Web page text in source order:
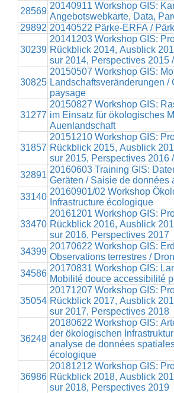
28569
20140911 Workshop GIS:
Angebotswebkarte, Data,
29892 20140522 Pärke-ERFA /
30239
20141203 Workshop GIS:
Rückblick 2014, Ausblick
sur 2014, Perspectives 2015
30825
20150507 Workshop GIS:
Landschaftsveränderungen /
paysage
31277
20150827 Workshop GIS:
im Einsatz für ökologisches
Auenlandschaft
31857
20151210 Workshop GIS:
Rückblick 2015, Ausblick
sur 2015, Perspectives 2016
32891
20160603 Training GIS:
Geräten / Saisie de données
33140
20160901/02 Workshop
Infrastructure écologique
33470
20161201 Workshop GIS:
Rückblick 2016, Ausblick
sur 2016, Perspectives 2017
34399
20170622 Workshop GIS:
Observations terrestres /
34586
20170831 Workshop GIS:
Mobilité douce
35054
20171207 Workshop GIS:
Rückblick 2017, Ausblick
sur 2017, Perspectives 2018
36248
20180622 Workshop GIS: Artendaten,
der ökologischen
analyse de données
écologique
36986
20181212 Workshop GIS:
Rückblick 2018, Ausblick
sur 2018, Perspectives 2019